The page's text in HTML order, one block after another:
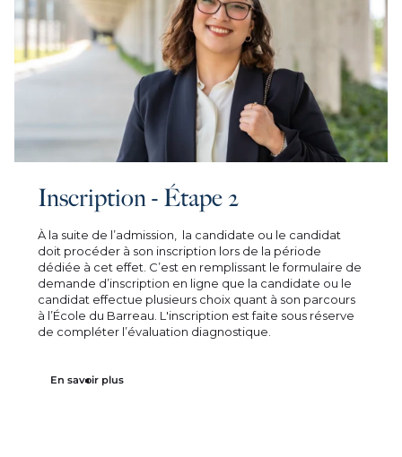
Inscription - Étape 2
À la suite de l’admission, la candidate ou le candidat
doit procéder à son inscription lors de la période
dédiée à cet effet. C’est en remplissant le formulaire de
demande d’inscription en ligne que la candidate ou le
candidat effectue plusieurs choix quant à son parcours
à l’École du Barreau. L'inscription est faite sous réserve
de compléter l’évaluation diagnostique.
En savoir plus